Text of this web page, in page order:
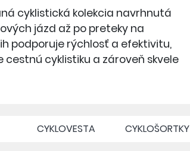
cyklistická kolekcia navrhnutá
jázd až po preteky na
podporuje rýchlosť a efektivitu,
cyklistiku a zároveň skvele
CYKLOVESTA CYKLOŠORTKY